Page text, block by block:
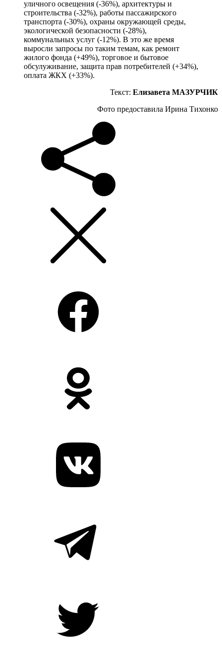
уличного освещения (-36%), архитектуры и
строительства (-32%), работы пассажирского
транспорта (-30%), охраны окружающей среды,
экологической безопасности (-28%),
коммунальных услуг (-12%). В это же время
выросли запросы по таким темам, как ремонт
жилого фонда (+49%), торговое и бытовое
обсулуживание, защита прав потребителей (+34%),
оплата ЖКХ (+33%).
Текст: Елизавета МАЗУРЧИК
Фото предоставила Ирина Тихонко